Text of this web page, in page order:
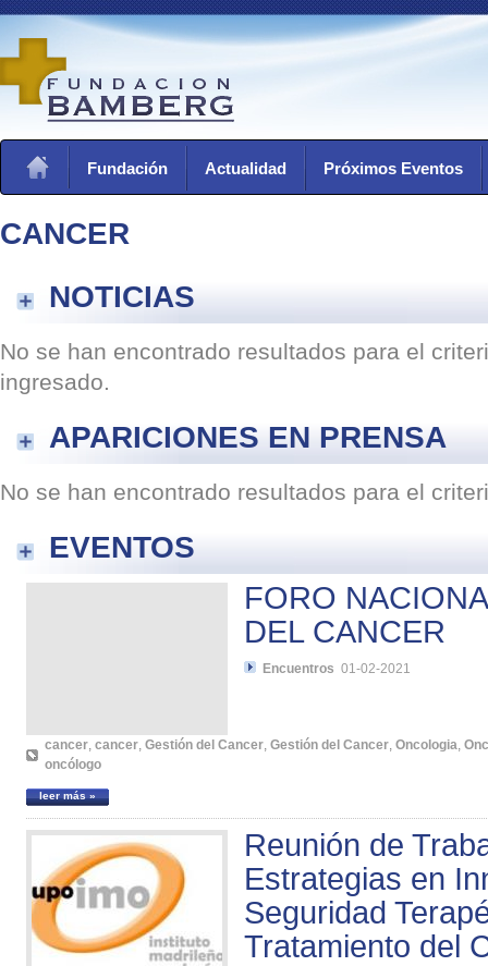
Fundación Actualidad Próximos Eventos
CANCER
NOTICIAS
No se han encontrado resultados para el
ingresado.
APARICIONES EN PRENSA
No se han encontrado resultados para el
EVENTOS
FORO
DEL CANCER
Encuentros 01-02-2021
cancer, cancer, Gestión del Cancer, Gestión del Cancer, Oncologia,
oncólogo
leer más »
Reunión de
Estrategias en
Seguridad
Tratamiento del